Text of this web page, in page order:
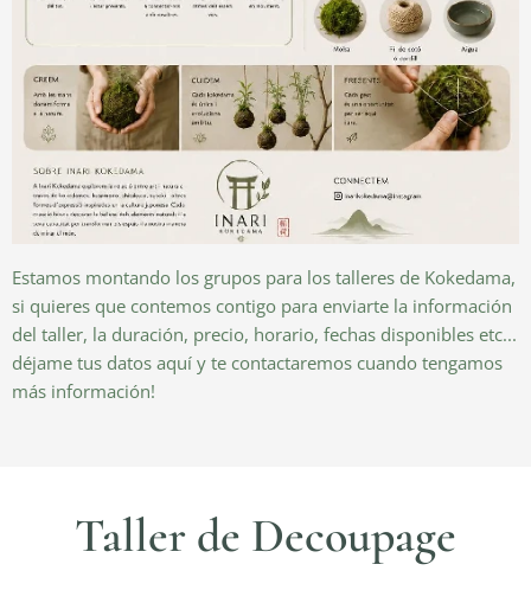
Estamos montando los grupos para los talleres de Kokedama,
si quieres que contemos contigo para enviarte la información
del taller, la duración, precio, horario, fechas disponibles etc...
déjame tus datos aquí y te contactaremos cuando tengamos
más información!
Taller de Decoupage